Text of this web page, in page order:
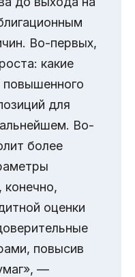
Во-первых,
какие
повышенного
для
Во-
более
конечно,
оценки
повысив
—